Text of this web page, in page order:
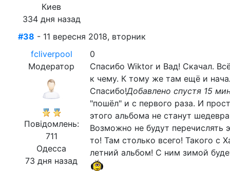
Киев
334 дня назад
#38 - 11 вересня 2018, вторник
fcliverpool
Модератор
Повідомлень:
711
Одесса
73 дня назад
0
Спасибо Wiktor и Вад! Скачал.
к чему. К тому же там ещё и
Спасибо!Добавлено спустя 15
"пошёл" и с первого раза. И
этого альбома не станут
Возможно не будут перечислять
то! Там столько всего! Такого
летний альбом! С ним зимой